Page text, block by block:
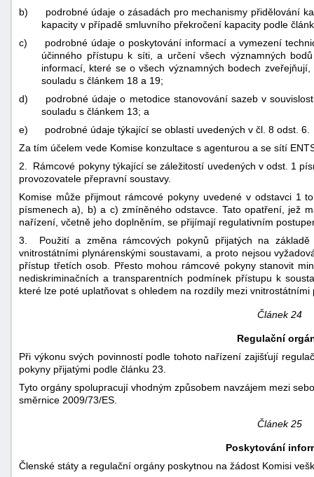
b)
podrobné údaje o zásadách pro mechanismy přidělování
kapacity v případě smluvního překročení kapacity podle
c)
podrobné údaje o poskytování informací a vymezení
účinného přístupu k síti, a určení všech významných
informací, které se o všech významných bodech
souladu s článkem 18 a 19;
d)
podrobné údaje o metodice stanovování sazeb v
souladu s článkem 13; a
e)
podrobné údaje týkající se oblastí uvedených v čl. 8 odst. 6.
Za tím účelem vede Komise konzultace s agenturou a se sítí
2. Rámcové pokyny týkající se záležitostí uvedených v odst. 1
provozovatele přepravní soustavy.
Komise může přijmout rámcové pokyny uvedené v odstavci 1
písmenech a), b) a c) zmíněného odstavce. Tato opatření, jež
nařízení, včetně jeho doplněním, se přijímají regulativním
3. Použití a změna rámcových pokynů přijatých na
vnitrostátními plynárenskými soustavami, a proto nejsou
přístup třetích osob. Přesto mohou rámcové pokyny stanovit
nediskriminačních a transparentních podmínek přístupu k
které lze poté uplatňovat s ohledem na rozdíly mezi vnitrostátními
Článek 24
Regulační
Při výkonu svých povinností podle tohoto nařízení zajišťují
pokyny přijatými podle článku 23.
Tyto orgány spolupracují vhodným způsobem navzájem mezi
směrnice 2009/73/ES.
Článek 25
Poskytování
Členské státy a regulační orgány poskytnou na žádost Komisi